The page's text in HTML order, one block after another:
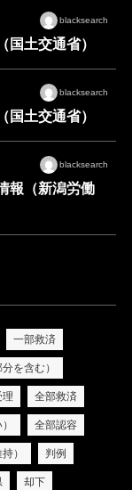
blacksearch
国土交通省）
blacksearch
国土交通省）
blacksearch
報（新潟労働
一部救済
を含む）
理 全部救済
全部認容
） 判例
却下